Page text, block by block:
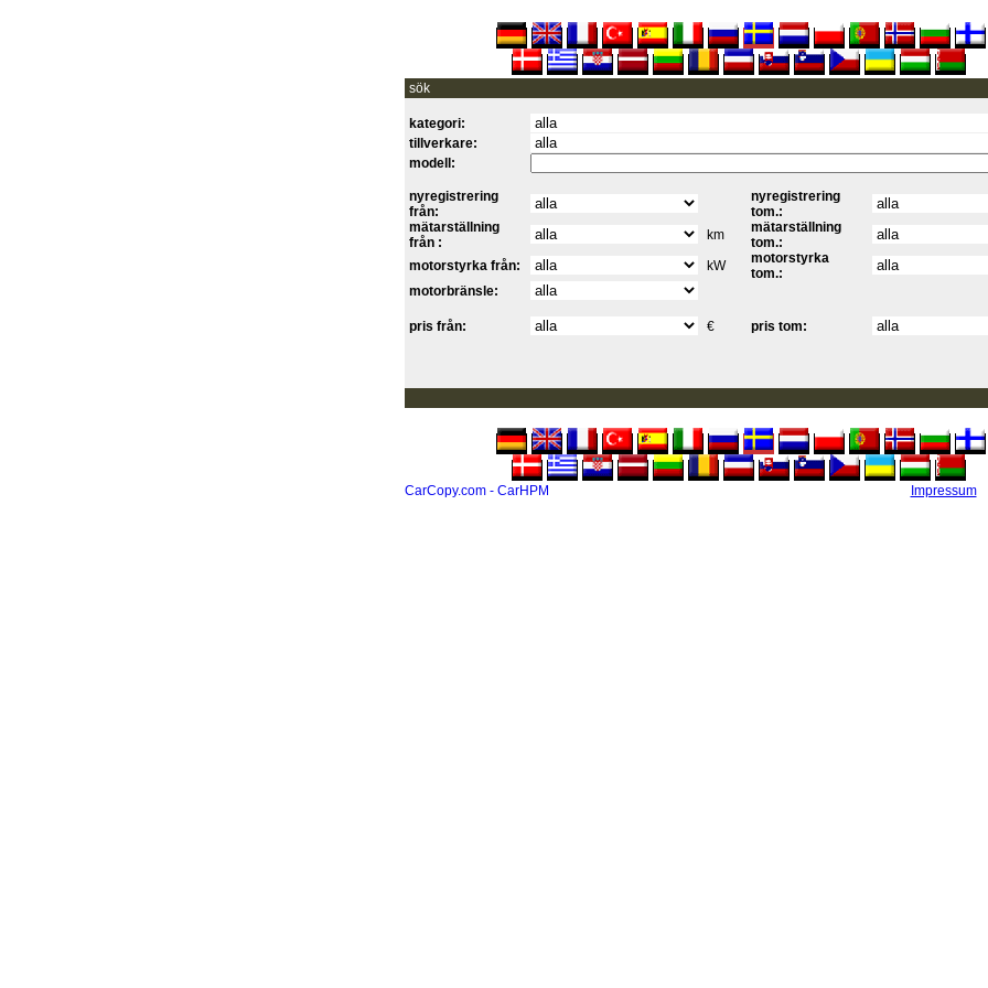
sök
kategori:
tillverkare:
modell:
nyregistrering
från:
nyregistrering
tom.:
mätarställning
från :
km
mätarställning
tom.:
motorstyrka från:
kW
motorstyrka
tom.:
motorbränsle:
pris från: € pris tom:
CarCopy.com - CarHPM Impressum